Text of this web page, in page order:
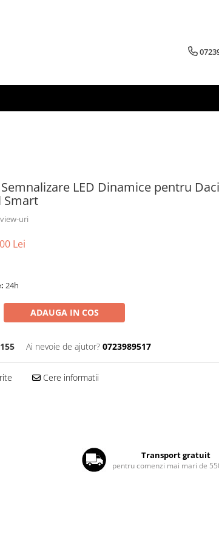
LED Dinamice pentru
Smart
uri
Lei
24h
ADAUGA IN COS
Ai nevoie de ajutor? 0723989517
Cere informatii
Transport gratuit
pentru comenzi mai mari de